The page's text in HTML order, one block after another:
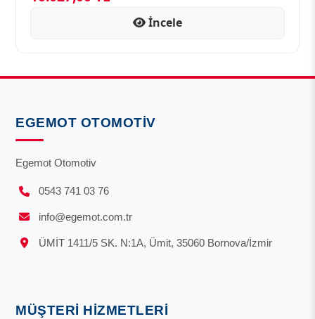
İncele
EGEMOT OTOMOTIV
Egemot Otomotiv
0543 741 03 76
info@egemot.com.tr
ÜMİT 1411/5 SK. N:1A, Ümit, 35060 Bornova/İzmir
MÜŞTERI HIZMETLERI